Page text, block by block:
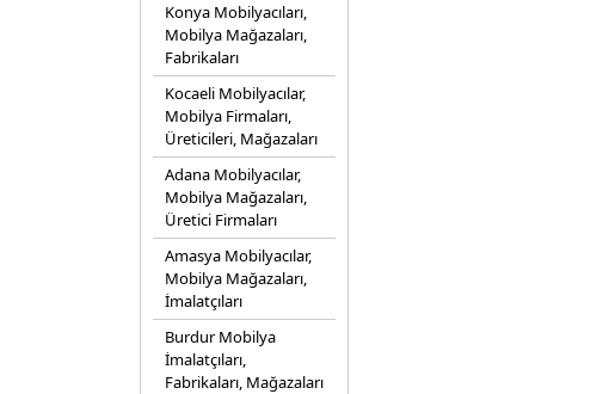
Konya Mobilyacıları,
Mobilya Mağazaları,
Fabrikaları
Kocaeli Mobilyacılar,
Mobilya Firmaları,
Üreticileri, Mağazaları
Adana Mobilyacılar,
Mobilya Mağazaları,
Üretici Firmaları
Amasya Mobilyacılar,
Mobilya Mağazaları,
İmalatçıları
Burdur Mobilya
İmalatçıları,
Fabrikaları, Mağazaları